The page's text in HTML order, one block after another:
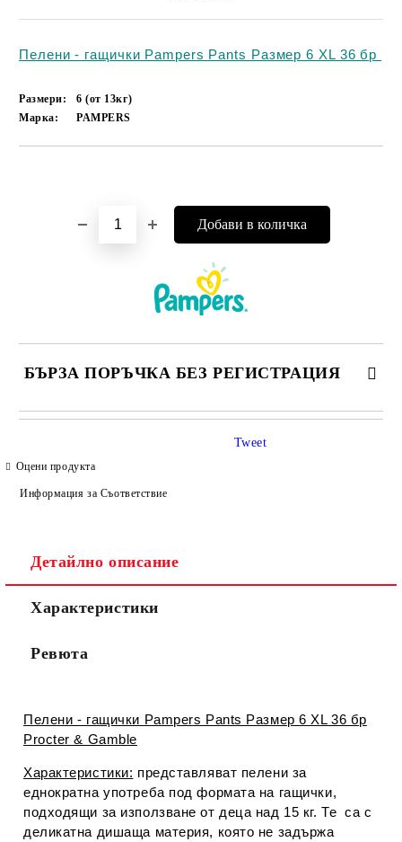
Пелени - гащички Pampers Pants Размер 6 XL 36 бр
Размери:
6 (от 13кг)
Марка:
PAMPERS
БЪРЗА ПОРЪЧКА БЕЗ РЕГИСТРАЦИЯ
САМО ПОПЪЛНЕТЕ 4 ПОЛЕТА
Съгласен съм сПолитиката за лични данни
Ние ще се свържем с вас в рамките на работния ден.
Оцени продукта
Информация за Съответствие
Tweet
Детайлно описание
Характеристики
Ревюта
Пелени - гащички Pampers Pants Размер 6 XL 36 бр
Procter & Gamble
Характеристики: представляват пелени за
еднократна употреба под формата на гащички,
подходящи за използване от деца над 15 кг. Те са с
деликатна дишаща материя, която не задържа